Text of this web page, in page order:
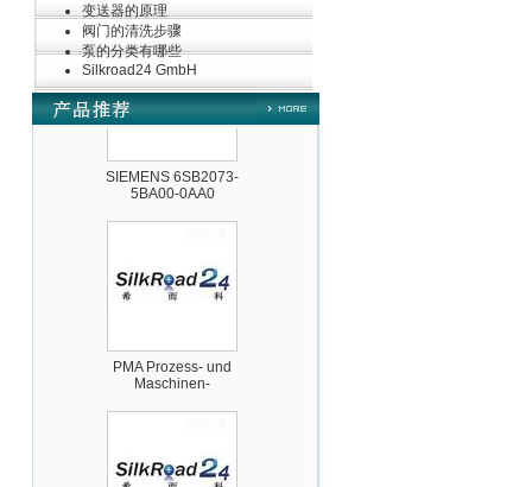
变送器的原理
阀门的清洗步骤
泵的分类有哪些
Silkroad24 GmbH
SIEMENS 6SB2073-
5BA00-0AA0
PMA Prozess- und
Maschinen-
Automation GmbH